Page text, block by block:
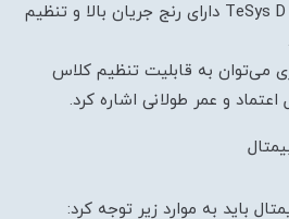
رله‌های بیمتال سری TeSys D دارای رنج جریان بالا و تنظیم
می‌توان به قابلیت تنظیم کلاس
و عمر طولانی اشاره کرد.
باید به موارد زیر توجه کرد: